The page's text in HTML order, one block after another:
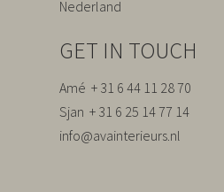
Nederland
GET IN TOUCH
Amé + 31 6 44 11 28 70
Sjan + 31 6 25 14 77 14
info@avainterieurs.nl